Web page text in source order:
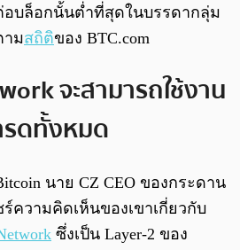
อบล็อกนั้นต่ำที่สุดในบรรดากลุ่ม
ามสถิติของ BTC.com
จะสามารถใช้งาน
รดทั้งหมด
นาย CZ CEO ของกระดาน
ร์ความคิดเห็นของเขาเกี่ยวกับ
ซึ่งเป็น Layer-2 ของ